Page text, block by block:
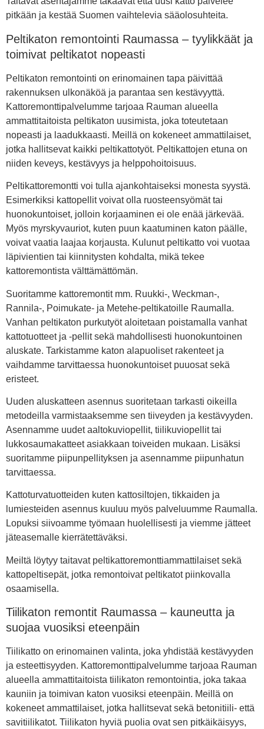
pitkään ja kestää Suomen vaihtelevia sääolosuhteita.
Peltikaton remontointi Raumassa – tyylikkäät ja
toimivat peltikatot nopeasti
Peltikaton remontointi on erinomainen tapa päivittää
rakennuksen ulkonäköä ja parantaa sen kestävyyttä.
Kattoremonttipalvelumme tarjoaa Rauman alueella
ammattitaitoista peltikaton uusimista, joka toteutetaan
nopeasti ja laadukkaasti. Meillä on kokeneet ammattilaiset,
jotka hallitsevat kaikki peltikattotyöt. Peltikattojen etuna on
niiden keveys, kestävyys ja helppohoitoisuus.
Peltikattoremontti voi tulla ajankohtaiseksi monesta syystä.
Esimerkiksi kattopellit voivat olla ruosteensyömät tai
huonokuntoiset, jolloin korjaaminen ei ole enää järkevää.
Myös myrskyvauriot, kuten puun kaatuminen katon päälle,
voivat vaatia laajaa korjausta. Kulunut peltikatto voi vuotaa
läpivientien tai kiinnitysten kohdalta, mikä tekee
kattoremontista välttämättömän.
Suoritamme kattoremontit mm. Ruukki-, Weckman-,
Rannila-, Poimukate- ja Metehe-peltikatoille Raumalla.
Vanhan peltikaton purkutyöt aloitetaan poistamalla vanhat
kattotuotteet ja -pellit sekä mahdollisesti huonokuntoinen
aluskate. Tarkistamme katon alapuoliset rakenteet ja
vaihdamme tarvittaessa huonokuntoiset puuosat sekä
eristeet.
Uuden aluskatteen asennus suoritetaan tarkasti oikeilla
metodeilla varmistaaksemme sen tiiveyden ja kestävyyden.
Asennamme uudet aaltokuviopellit, tiilikuviopellit tai
lukkosaumakatteet asiakkaan toiveiden mukaan. Lisäksi
suoritamme piipunpellityksen ja asennamme piipunhatun
tarvittaessa.
Kattoturvatuotteiden kuten kattosiltojen, tikkaiden ja
lumiesteiden asennus kuuluu myös palveluumme Raumalla.
Lopuksi siivoamme työmaan huolellisesti ja viemme jätteet
jäteasemalle kierrätettäväksi.
Meiltä löytyy taitavat peltikattoremonttiammattilaiset sekä
kattopeltisepät, jotka remontoivat peltikatot piinkovalla
osaamisella.
Tiilikaton remontit Raumassa – kauneutta ja
suojaa vuosiksi eteenpäin
Tiilikatto on erinomainen valinta, joka yhdistää kestävyyden
ja esteettisyyden. Kattoremonttipalvelumme tarjoaa Rauman
alueella ammattitaitoista tiilikaton remontointia, joka takaa
kauniin ja toimivan katon vuosiksi eteenpäin. Meillä on
kokeneet ammattilaiset, jotka hallitsevat sekä betonitiili- että
savitiilikatot. Tiilikaton hyviä puolia ovat sen pitkäikäisyys,